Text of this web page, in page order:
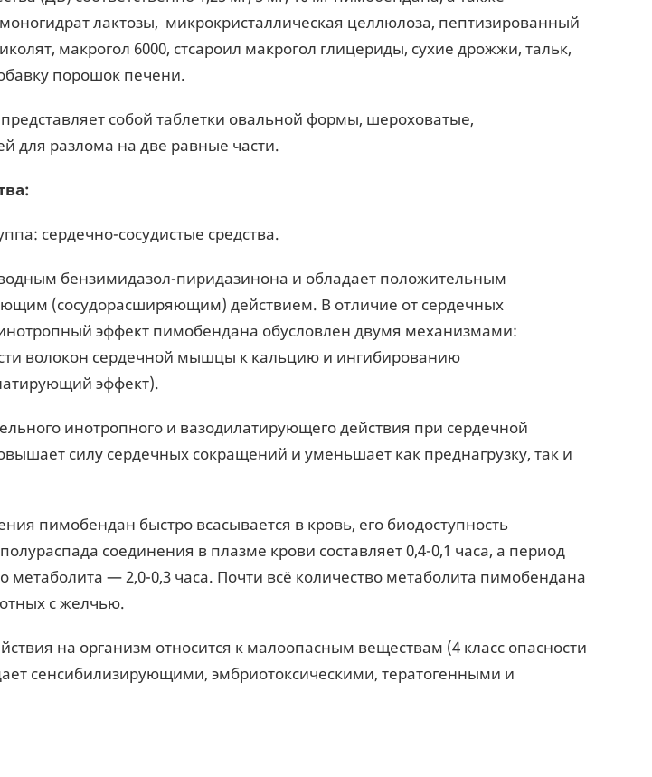
лактозы, микрокристаллическая целлюлоза, пептизированный
макрогол 6000, стсароил макрогол глицериды, сухие дрожжи, тальк,
порошок печени.
собой таблетки овальной формы, шероховатые,
для разлома на две равные части.
сердечно-сосудистые средства.
бензимидазол-пиридазинона и обладает положительным
(сосудорасширяющим) действием. В отличие от сердечных
эффект пимобендана обусловлен двумя механизмами:
волокон сердечной мышцы к кальцию и ингибированию
эффект).
инотропного и вазодилатирующего действия при сердечной
силу сердечных сокращений и уменьшает как преднагрузку, так и
пимобендан быстро всасывается в кровь, его биодоступность
соединения в плазме крови составляет 0,4-0,1 часа, а период
метаболита — 2,0-0,3 часа. Почти всё количество метаболита пимобендана
с желчью.
на организм относится к малоопасным веществам (4 класс опасности
сенсибилизирующими, эмбриотоксическими, тератогенными и